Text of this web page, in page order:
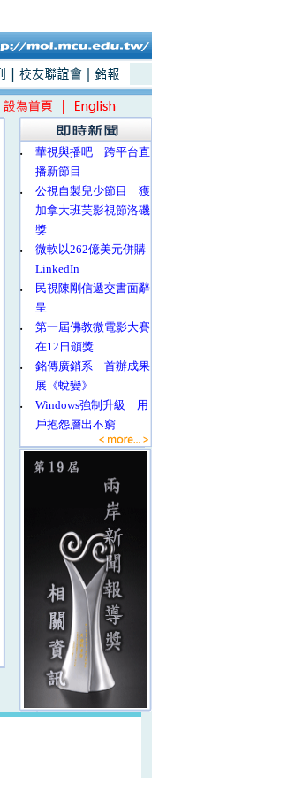
‧
華視與播吧 跨平台直
播新節目
‧
公視自製兒少節目 獲
加拿大班芙影視節洛磯
獎
‧
微軟以262億美元併購
LinkedIn
‧
民視陳剛信遞交書面辭
呈
‧
第一屆佛教微電影大賽
在12日頒獎
‧
銘傳廣銷系 首辦成果
展《蛻變》
‧
Windows強制升級 用
戶抱怨層出不窮